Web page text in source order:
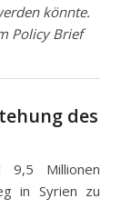
könnte.
Policy Brief
des
Millionen
in Syrien zu